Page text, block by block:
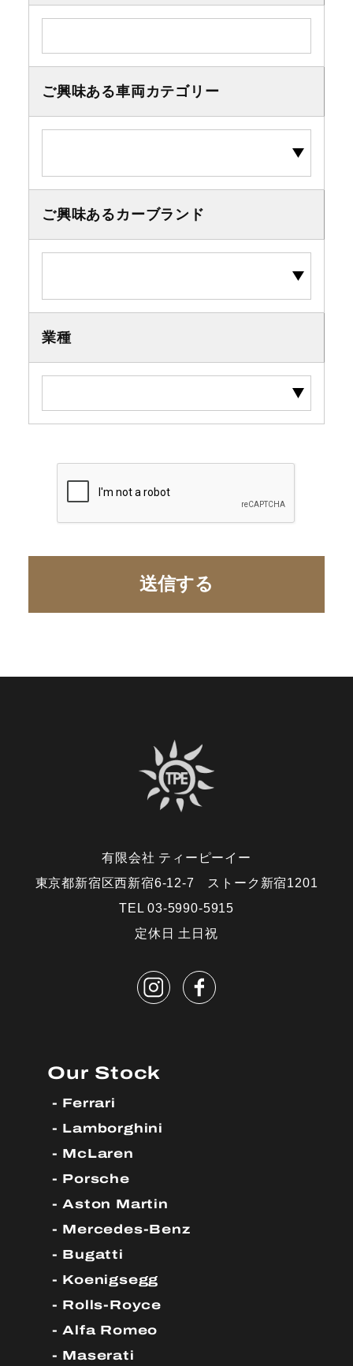
ご興味ある車両カテゴリー
ご興味あるカーブランド
業種
有限会社 ティーピーイー
東京都新宿区西新宿6-12-7 ストーク新宿1201
TEL 03-5990-5915
定休日 土日祝
Our Stock
Ferrari
Lamborghini
McLaren
Porsche
Aston Martin
Mercedes-Benz
Bugatti
Koenigsegg
Rolls-Royce
Alfa Romeo
Maserati